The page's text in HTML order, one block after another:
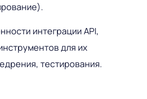
интеграции API,
для их
тестирования.